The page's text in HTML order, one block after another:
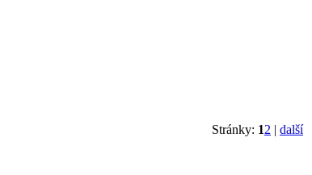
Stránky: 12 | další